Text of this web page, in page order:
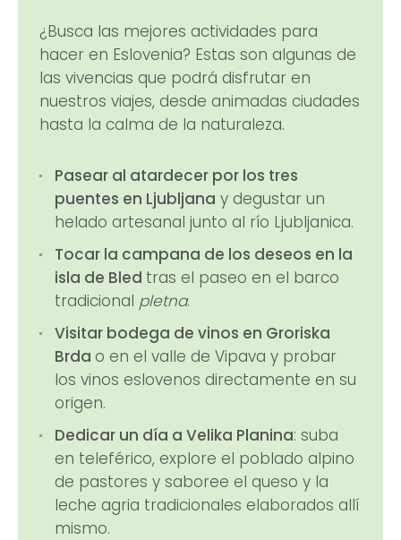
¿Busca las mejores actividades para
hacer en Eslovenia? Estas son algunas de
las vivencias que podrá disfrutar en
nuestros viajes, desde animadas ciudades
hasta la calma de la naturaleza.
Pasear al atardecer por los tres
puentes en Ljubljana y degustar un
helado artesanal junto al río Ljubljanica.
Tocar la campana de los deseos en la
isla de Bled tras el paseo en el barco
tradicional pletna.
Visitar bodega de vinos en Groriska
Brda o en el valle de Vipava y probar
los vinos eslovenos directamente en su
origen.
Dedicar un día a Velika Planina: suba
en teleférico, explore el poblado alpino
de pastores y saboree el queso y la
leche agria tradicionales elaborados allí
mismo.